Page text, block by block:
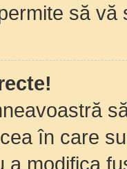
să
în care
a modifica